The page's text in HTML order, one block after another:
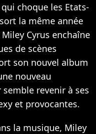
choque les Etats-
la même année
Cyrus enchaîne
de scènes
son nouvel album
nouveau
revenir à ses
et provocantes.
la musique, Miley